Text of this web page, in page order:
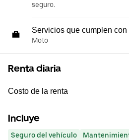
seguro.
Servicios que cumplen
Moto
Renta diaria
Costo de la renta
Incluye
Seguro del vehículo